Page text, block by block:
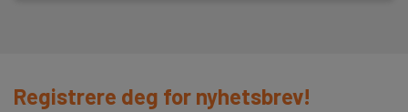
Registrere deg for nyhetsbrev!